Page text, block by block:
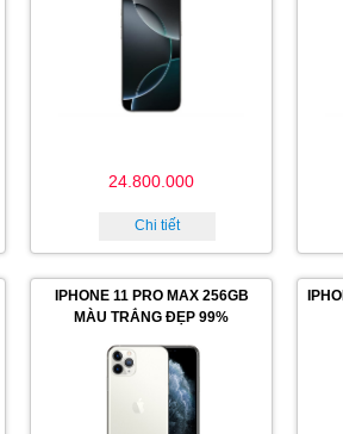
24.800.000
Chi tiết
IPHONE 11 PRO MAX 256GB
MÀU TRẮNG ĐẸP 99%